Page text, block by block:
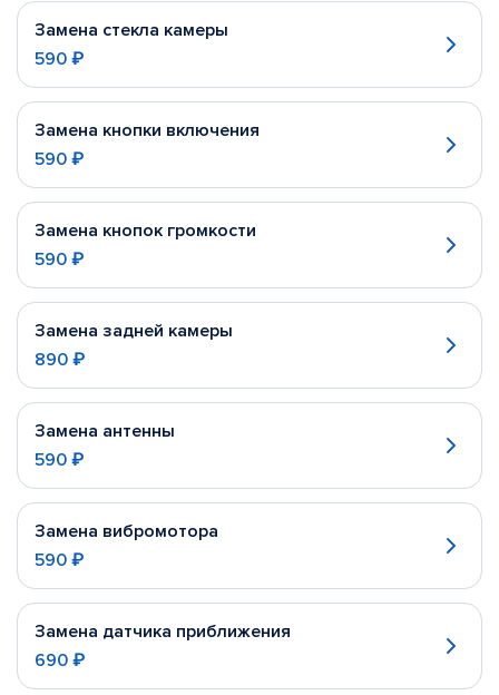
Замена стекла камеры
590 ₽
Замена кнопки включения
590 ₽
Замена кнопок громкости
590 ₽
Замена задней камеры
890 ₽
Замена антенны
590 ₽
Замена вибромотора
590 ₽
Замена датчика приближения
690 ₽